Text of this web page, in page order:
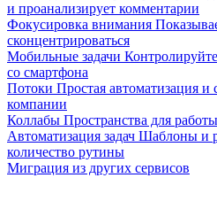
и проанализирует комментарии
Фокусировка внимания
сконцентрироваться
Мобильные задачи
со смартфона
Потоки Простая автоматизация и
компании
Коллабы Пространства для
Автоматизация задач Шаблоны и
количество рутины
Миграция из других сервисов